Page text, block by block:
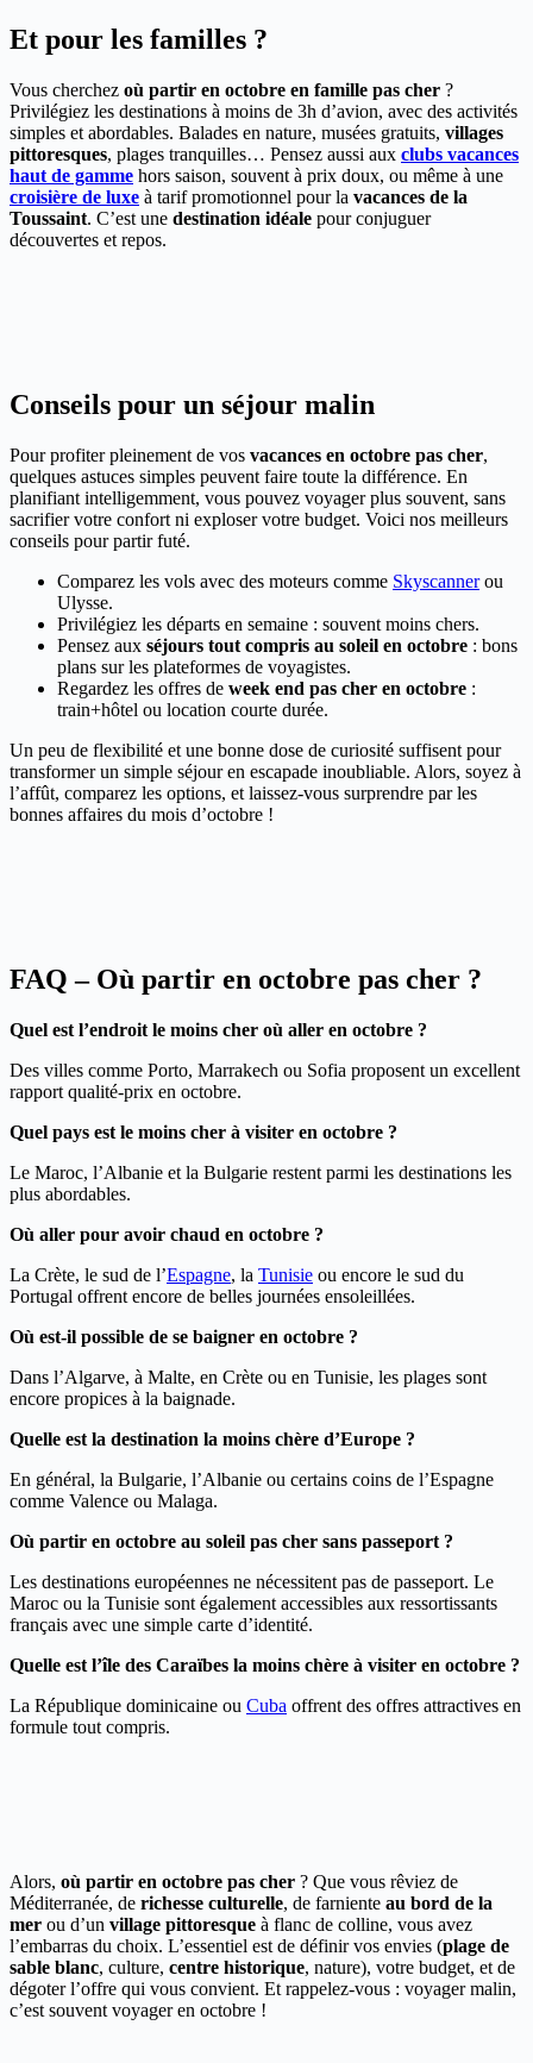
Et pour les familles ?
Vous cherchez où partir en octobre en famille pas cher ?
Privilégiez les destinations à moins de 3h d’avion, avec des activités
simples et abordables. Balades en nature, musées gratuits, villages
pittoresques, plages tranquilles… Pensez aussi aux clubs vacances
haut de gamme hors saison, souvent à prix doux, ou même à une
croisière de luxe à tarif promotionnel pour la vacances de la
Toussaint. C’est une destination idéale pour conjuguer
découvertes et repos.
Conseils pour un séjour malin
Pour profiter pleinement de vos vacances en octobre pas cher,
quelques astuces simples peuvent faire toute la différence. En
planifiant intelligemment, vous pouvez voyager plus souvent, sans
sacrifier votre confort ni exploser votre budget. Voici nos meilleurs
conseils pour partir futé.
Comparez les vols avec des moteurs comme Skyscannerou
Ulysse.
Privilégiez les départs en semaine : souvent moins chers.
Pensez aux séjours tout compris au soleil en octobre : bons
plans sur les plateformes de voyagistes.
Regardez les offres de week end pas cher en octobre :
train+hôtel ou location courte durée.
Un peu de flexibilité et une bonne dose de curiosité suffisent pour
transformer un simple séjour en escapade inoubliable. Alors, soyez à
l’affût, comparez les options, et laissez-vous surprendre par les
bonnes affaires du mois d’octobre !
FAQ – Où partir en octobre pas cher ?
Quel est l’endroit le moins cher où aller en octobre ?
Des villes comme Porto, Marrakech ou Sofia proposent un excellent
rapport qualité-prix en octobre.
Quel pays est le moins cher à visiter en octobre ?
Le Maroc, l’Albanie et la Bulgarie restent parmi les destinations les
plus abordables.
Où aller pour avoir chaud en octobre ?
La Crète, le sud de l’Espagne, la Tunisie ou encore le sud du
Portugal offrent encore de belles journées ensoleillées.
Où est-il possible de se baigner en octobre ?
Dans l’Algarve, à Malte, en Crète ou en Tunisie, les plages sont
encore propices à la baignade.
Quelle est la destination la moins chère d’Europe ?
En général, la Bulgarie, l’Albanie ou certains coins de l’Espagne
comme Valence ou Malaga.
Où partir en octobre au soleil pas cher sans passeport ?
Les destinations européennes ne nécessitent pas de passeport. Le
Maroc ou la Tunisie sont également accessibles aux ressortissants
français avec une simple carte d’identité.
Quelle est l’île des Caraïbes la moins chère à visiter en octobre ?
La République dominicaine ou Cuba offrent des offres attractives en
formule tout compris.
Alors, où partir en octobre pas cher ? Que vous rêviez de
Méditerranée, de richesse culturelle, de farniente au bord de la
mer ou d’un village pittoresque à flanc de colline, vous avez
l’embarras du choix. L’essentiel est de définir vos envies (plage de
sable blanc, culture, centre historique, nature), votre budget, et de
dégoter l’offre qui vous convient. Et rappelez-vous : voyager malin,
c’est souvent voyager en octobre !